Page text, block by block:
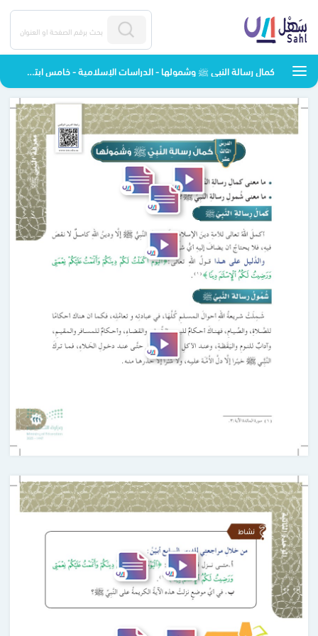
كمال رسالة النبي ﷺ وشمولها - الدراسات الإسلامية - خامس ابتدائي